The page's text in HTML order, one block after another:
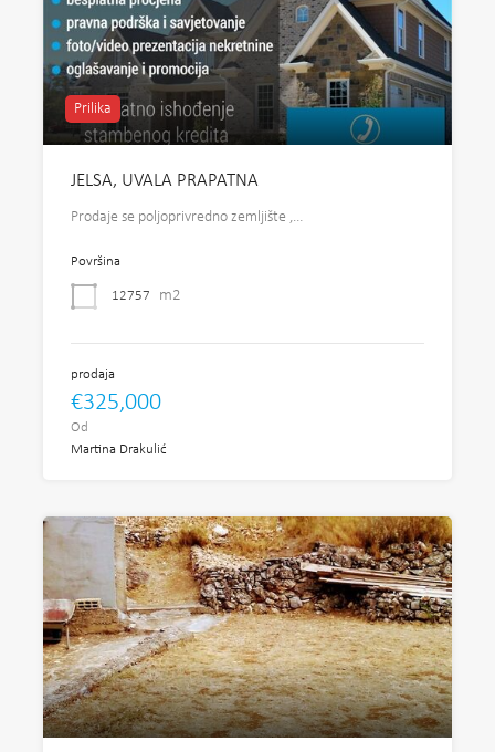
Prilika
JELSA, UVALA PRAPATNA
Prodaje se poljoprivredno zemljište ,…
Površina
12757 m2
prodaja
€325,000
Od
Martina Drakulić